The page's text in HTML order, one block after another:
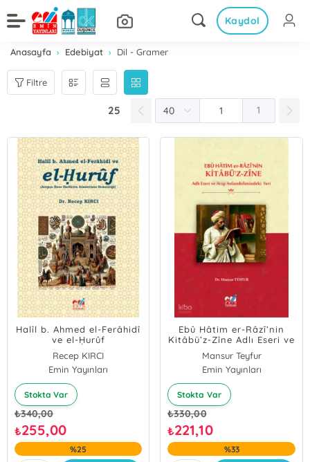
Kaydol
Anasayfa Edebiyat Dil - Gramer
Filtre
25 1
Halîl b. Ahmed el-Ferâhidî
ve el-Ḥurûf
Recep KIRCI
Emin Yayınları
Stokta Var
₺340,00
₺255,00
%25
Ebû Hâtim er-Râzî’nin
Kitâbü’z-Zîne Adlı Eseri ve
Arap Anlambilimindeki
Yeri
Mansur Teyfur
Emin Yayınları
Stokta Var
₺330,00
₺221,10
%33